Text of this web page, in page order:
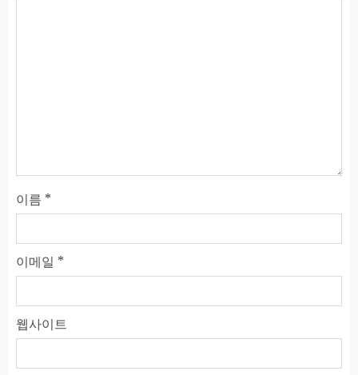
이름 *
이메일 *
웹사이트